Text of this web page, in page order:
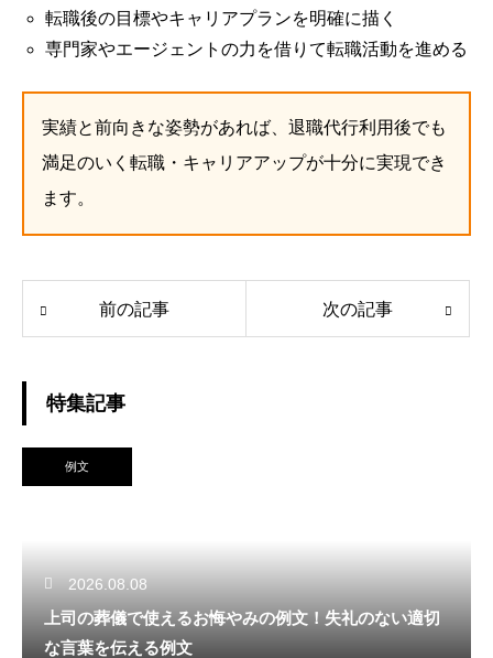
転職後の目標やキャリアプランを明確に描く
専門家やエージェントの力を借りて転職活動を進める
実績と前向きな姿勢があれば、退職代行利用後でも
満足のいく転職・キャリアアップが十分に実現でき
ます。
前の記事 次の記事
特集記事
例文
2026.08.08
上司の葬儀で使えるお悔やみの例文！失礼のない適切
な言葉を伝える例文